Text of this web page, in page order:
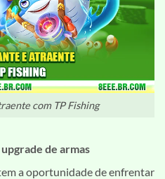
com TP Fishing
de armas
a oportunidade de enfrentar